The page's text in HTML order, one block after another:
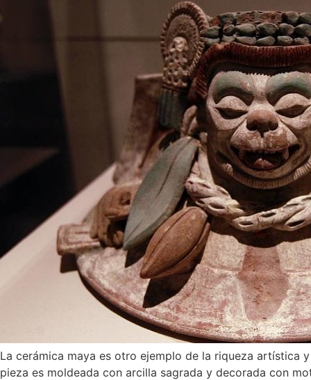
La cerámica maya es otro ejemplo de la riqueza artística
pieza es moldeada con arcilla sagrada y decorada con